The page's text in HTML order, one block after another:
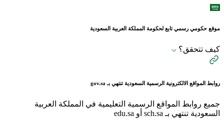
موقع حكومي رسمي تابع لحكومة المملكة العربية السعودية
كيف تتحقق؟
روابط المواقع الالكترونية الرسمية السعودية تنتهي بـ gov.sa
جميع روابط المواقع الرسمية التعليمية في المملكة العربية
السعودية تنتهي بـ sch.sa أو edu.sa